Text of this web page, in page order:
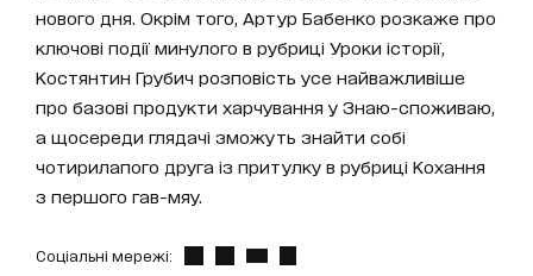
нового дня. Окрім того, Артур Бабенко розкаже про
ключові події минулого в рубриці Уроки історії,
Костянтин Грубич розповість усе найважливіше
про базові продукти харчування у Знаю-споживаю,
а щосереди глядачі зможуть знайти собі
чотирилапого друга із притулку в рубриці Кохання
з першого гав-мяу.
Соціальні мережі: